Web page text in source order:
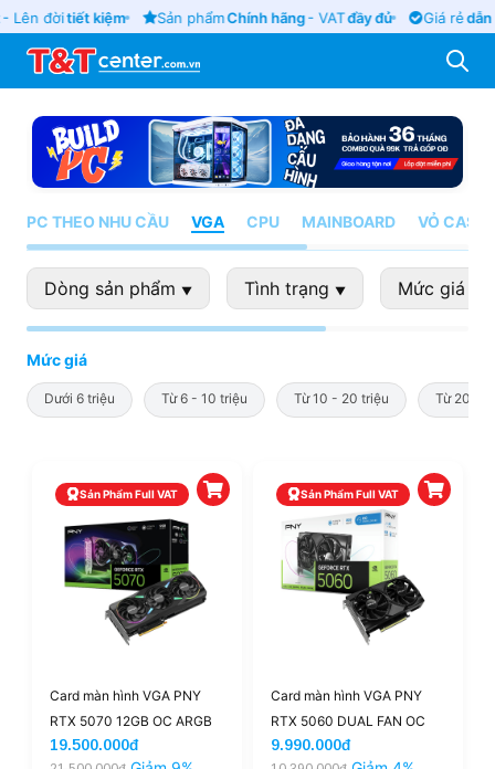
Lên đờitiết kiệm Sản phẩmChính hãng- VATđầy đủ Giá rẻdẫn
PC THEO NHU CẦU VGA CPU MAINBOARD VỎ CASE
Dòng sản phẩm ▼ Tình trạng ▼ Mức giá
Mức giá
Dưới 6 triệu Từ 6 - 10 triệu Từ 10 - 20 triệu Từ 20 -
Sản Phẩm Full VAT
Card màn hình VGA PNY
RTX 5070 12GB OC ARGB
EPIC-X RGB 3 Fan (PNY-
19.500.000đ
Sản Phẩm Full VAT
Card màn hình VGA PNY
RTX 5060 DUAL FAN OC
8GB (PNY-RTX5060-8G-
9.990.000đ